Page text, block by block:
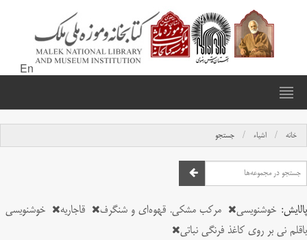
En
خانه اشیاء جستجو
پالایش: خوشنویسی مرکب مشکی. قهوه‌ای و شنگرف قاجاریه
خوشنویسی
باقلم نی بر روی کاغذ فرنگی نباتی